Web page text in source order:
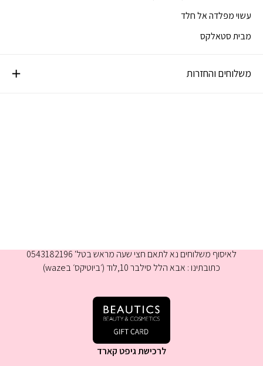
עשוי מפלדה אל חלד
מבית סטאלקס
משלוחים והחזרות
לאיסוף משלוחים נא לתאם חצי שעה מראש בטל' 0543182196
כתובתינו : אבא הלל סילבר 10,לוד (׳ביוטיקס׳ בwaze)
לרכישת גיפט קארד